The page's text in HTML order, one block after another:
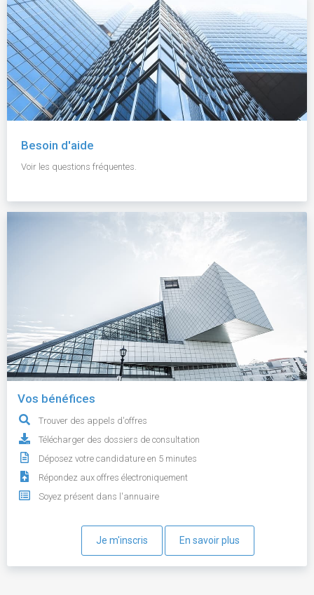
Besoin d'aide
Voir les questions fréquentes.
Vos bénéfices
Trouver des appels d'offres
Télécharger des dossiers de consultation
Déposez votre candidature en 5 minutes
Répondez aux offres électroniquement
Soyez présent dans l'annuaire
Je m'inscris En savoir plus